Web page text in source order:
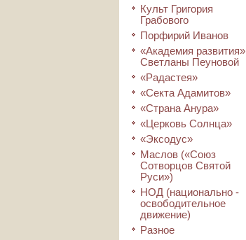
Культ Григория
Грабового
Порфирий Иванов
«Академия развития»
Светланы Пеуновой
«Радастея»
«Секта Адамитов»
«Страна Анура»
«Церковь Солнца»
«Эксодус»
Маслов («Союз
Сотворцов Святой
Руси»)
НОД (национально -
освободительное
движение)
Разное